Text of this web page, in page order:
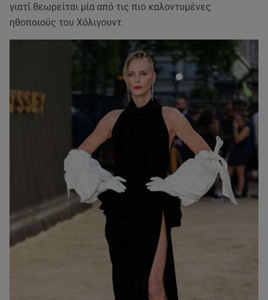
γιατί θεωρείται μία από τις πιο καλοντυμένες
ηθοποιούς του Χόλιγουντ.